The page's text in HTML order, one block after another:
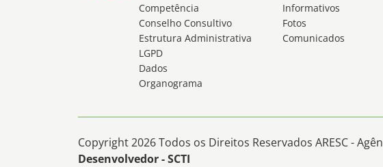
Competência
Conselho Consultivo
Estrutura Administrativa
LGPD
Dados
Organograma
Informativos
Fotos
Comunicados
Copyright 2026 Todos os Direitos Reservados ARESC -
Desenvolvedor - SCTI